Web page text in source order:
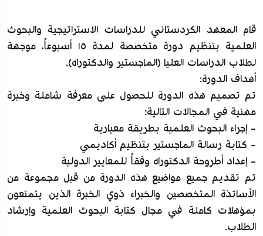
قام المعهد الكردستاني للدراسات الاستراتيجية والبحوث
العلمية بتنظيم دورة متخصصة لمدة ١٥ أسبوعاً، موجهة
لطلاب الدراسات العليا (الماجستير والدكتوراه).
أهداف الدورة:
تم تصميم هذه الدورة للحصول على معرفة شاملة وخبرة
مهنية في المجالات التالية:
- إجراء البحوث العلمية بطريقة معيارية
- كتابة رسالة الماجستير بتنظيم أكاديمي
- إعداد أطروحة الدكتوراه وفقاً للمعايير الدولية
تم تقديم جميع مواضيع هذه الدورة من قبل مجموعة من
الأساتذة المتخصصين والخبراء ذوي الخبرة الذين يتمتعون
بمؤهلات كاملة في مجال كتابة البحوث العلمية وإرشاد
الطلاب.